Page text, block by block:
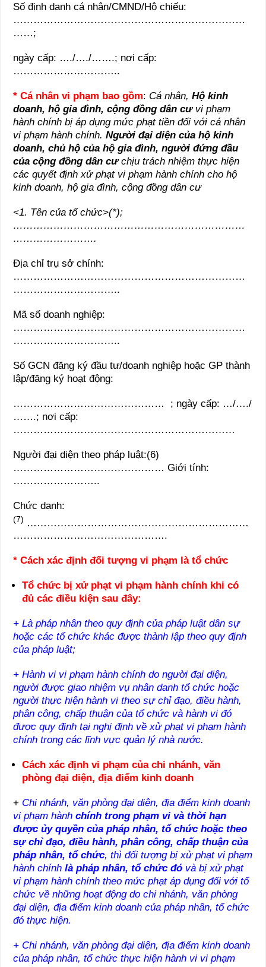
Số định danh cá nhân/CMND/Hộ chiếu:
……………………………………………………………
……;
ngày cấp: …./…./…….; nơi cấp:
…………………………..
* Cá nhân vi phạm bao gồm: Cá nhân,Hộ kinh
doanh, hộ gia đình, cộng đồng dân cư vi phạm
hành chính bị áp dụng mức phạt tiền đối với cá nhân
vi phạm hành chính.Người đại diện của hộ kinh
doanh, chủ hộ của hộ gia đình, người đứng đầu
của cộng đồng dân cưchịu trách nhiệm thực hiện
các quyết định xử phạt vi phạm hành chính cho hộ
kinh doanh, hộ gia đình, cộng đồng dân cư
<1. Tên của tổ chức>(*);
……………………………………………………………
…………………….
Địa chỉ trụ sở chính:
……………………………………………………………
…………………………..
Mã số doanh nghiệp:
……………………………………………………………
…………………………..
Số GCN đăng ký đầu tư/doanh nghiệp hoặc GP thành
lập/đăng ký hoạt động:
……………………………………… ; ngày cấp: …/…./
…….; nơi cấp:
…………………………………………………………
Người đại diện theo pháp luật:(6)
……………………………………… Giới tính:
……………………..
Chức danh:
(7) …………………………………………………………
……………………………………….
* Cách xác định đối tượng vi phạm là tổ chức
Tổ chức bị xử phạt vi phạm hành chính khi có
đủ các điều kiện sau đây:
+ Là pháp nhân theo quy định của pháp luật dân sự
hoặc các tổ chức khác được thành lập theo quy định
của pháp luật;
+ Hành vi vi phạm hành chính do người đại diện,
người được giao nhiệm vụ nhân danh tổ chức hoặc
người thực hiện hành vi theo sự chỉ đạo, điều hành,
phân công, chấp thuận của tổ chức và hành vi đó
được quy định tại nghị định về xử phạt vi phạm hành
chính trong các lĩnh vực quản lý nhà nước.
Cách xác định vi phạm của chi nhánh, văn
phòng đại diện, địa điểm kinh doanh
+ Chi nhánh, văn phòng đại diện, địa điểm kinh doanh
vi phạm hànhchính trong phạm vi và thời hạn
được ủy quyền của pháp nhân, tổ chức hoặc theo
sự chỉ đạo, điều hành, phân công, chấp thuận của
pháp nhân, tổ chức, thì đối tượng bị xử phạt vi phạm
hành chínhlà pháp nhân, tổ chức đó và bị xử phạt
vi phạm hành chính theo mức phạt áp dụng đối với tổ
chức về những hoạt động do chi nhánh, văn phòng
đại diện, địa điểm kinh doanh của pháp nhân, tổ chức
đó thực hiện.
+ Chi nhánh, văn phòng đại diện, địa điểm kinh doanh
của pháp nhân, tổ chức thực hiện hành vi vi phạm